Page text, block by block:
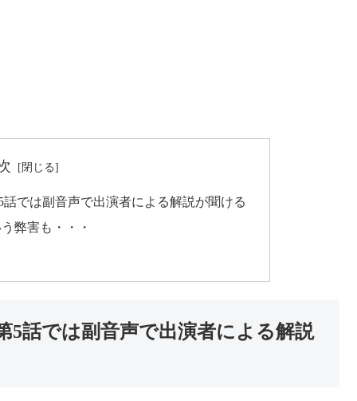
では副音声で出演者による解説が聞ける
弊害も・・・
5話では副音声で出演者による解説